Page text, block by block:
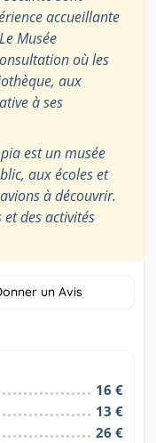
accueillante
Musée
où les
aux
à ses
est un musée
aux écoles et
à découvrir.
et des activités
un Avis
16 €
13 €
26 €